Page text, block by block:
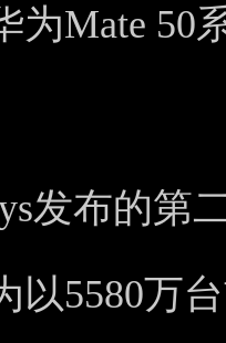
为Mate 50
发布的第
以5580万